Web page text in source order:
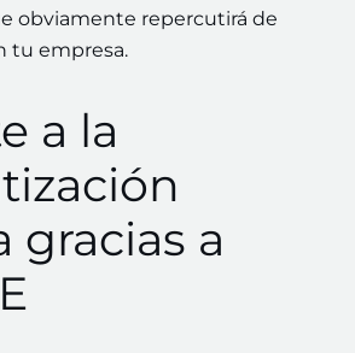
obviamente repercutirá de
tu empresa.
a la
gracias a